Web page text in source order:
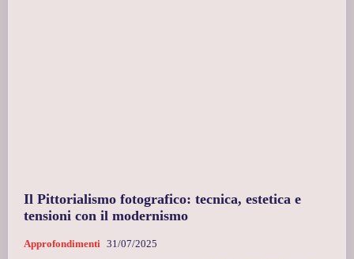
Il Pittorialismo fotografico: tecnica, estetica e
tensioni con il modernismo
Approfondimenti 31/07/2025